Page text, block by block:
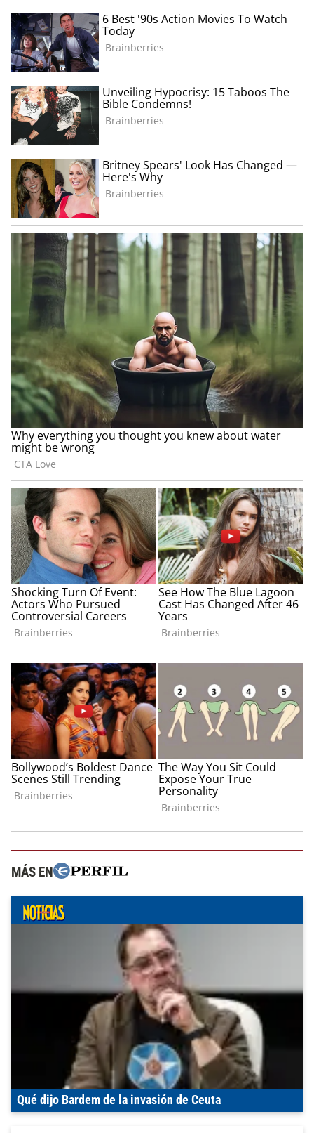
MÁS EN
Qué dijo Bardem de la invasión de Ceuta